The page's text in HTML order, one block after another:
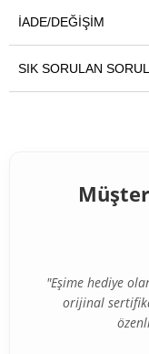
İADE/DEĞIŞIM
SIK SORULAN
"Eşime hediye
orijinal